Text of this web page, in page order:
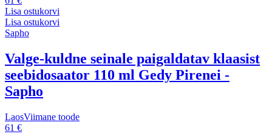
Lisa ostukorvi
Lisa ostukorvi
Sapho
Valge-kuldne seinale paigaldatav klaasist
seebidosaator 110 ml Gedy Pirenei -
Sapho
LaosViimane toode
61 €